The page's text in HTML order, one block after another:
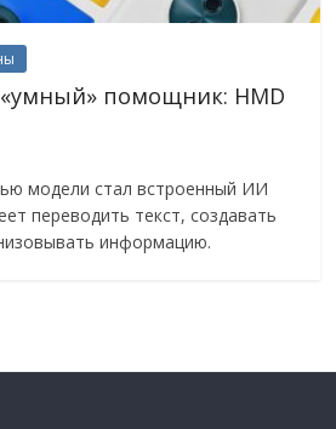
помощник: HMD
модели стал встроенный ИИ
переводить текст, создавать
информацию.